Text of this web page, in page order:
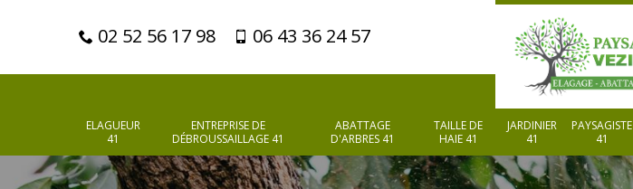
02 52 56 17 98 06 43 36 24 57
ELAGUEUR
41
ENTREPRISE DE
DÉBROUSSAILLAGE 41
ABATTAGE
D'ARBRES 41
TAILLE DE
HAIE 41
JARDINIER
41
PAYSAGISTE
41